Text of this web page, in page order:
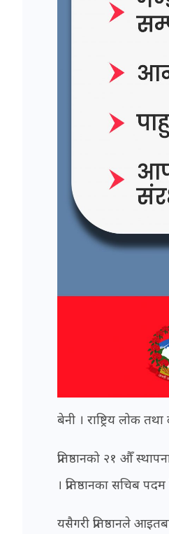
बेनी । राष्ट्रिय लोक
प्रतिष्ठानको २१ औँ
। प्रतिष्ठानका सचिब
यसैगरी प्रतिष्ठानले